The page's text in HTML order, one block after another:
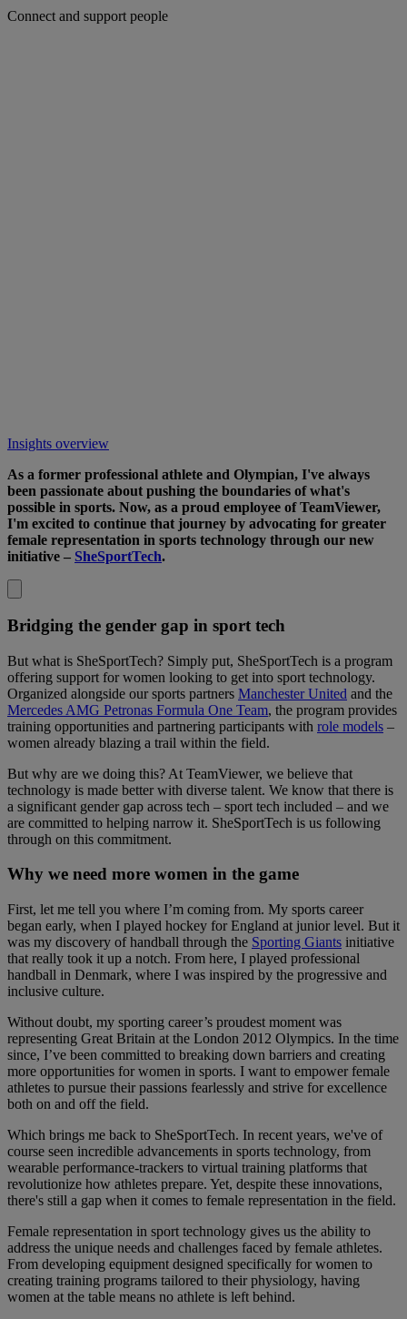
Connect and support people
Insights overview
As a former professional athlete and Olympian, I've always
been passionate about pushing the boundaries of what's
possible in sports. Now, as a proud employee of TeamViewer,
I'm excited to continue that journey by advocating for greater
female representation in sports technology through our new
initiative – SheSportTech.
Bridging the gender gap in sport tech
But what is SheSportTech? Simply put, SheSportTech is a program
offering support for women looking to get into sport technology.
Organized alongside our sports partners Manchester United and the
Mercedes AMG Petronas Formula One Team, the program provides
training opportunities and partnering participants with role models –
women already blazing a trail within the field.
But why are we doing this? At TeamViewer, we believe that
technology is made better with diverse talent. We know that there is
a significant gender gap across tech – sport tech included – and we
are committed to helping narrow it. SheSportTech is us following
through on this commitment.
Why we need more women in the game
First, let me tell you where I’m coming from. My sports career
began early, when I played hockey for England at junior level. But it
was my discovery of handball through the Sporting Giants initiative
that really took it up a notch. From here, I played professional
handball in Denmark, where I was inspired by the progressive and
inclusive culture.
Without doubt, my sporting career’s proudest moment was
representing Great Britain at the London 2012 Olympics. In the time
since, I’ve been committed to breaking down barriers and creating
more opportunities for women in sports. I want to empower female
athletes to pursue their passions fearlessly and strive for excellence
both on and off the field.
Which brings me back to SheSportTech. In recent years, we've of
course seen incredible advancements in sports technology, from
wearable performance-trackers to virtual training platforms that
revolutionize how athletes prepare. Yet, despite these innovations,
there's still a gap when it comes to female representation in the field.
Female representation in sport technology gives us the ability to
address the unique needs and challenges faced by female athletes.
From developing equipment designed specifically for women to
creating training programs tailored to their physiology, having
women at the table means no athlete is left behind.